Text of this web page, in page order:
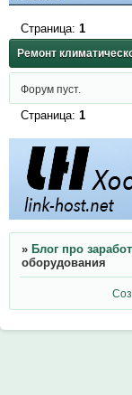
Ремонт
Страница: 1
Форум пуст.
Страница: 1
» Блог про
оборудования